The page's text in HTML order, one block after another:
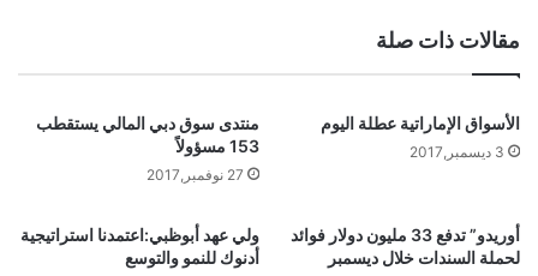
مقالات ذات صلة
الأسواق الإماراتية عطلة اليوم
3 ديسمبر,2017
منتدى سوق دبي المالي يستقطب
153 مسؤولاً
27 نوفمبر,2017
أوريدو” تدفع 33 مليون دولار فوائد
لحملة السندات خلال ديسمبر
ولي عهد أبوظبي:اعتمدنا استراتيجية
أدنوك للنمو والتوسع